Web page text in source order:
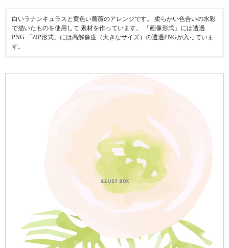
白いラナンキュラスと黄色い薔薇のアレンジです。 柔らかい色合いの水彩
で描いたものを使用して 素材を作っています。 「画像形式」には透過
PNG 「ZIP形式」には高解像度（大きなサイズ）の透過PNGが入っていま
す。